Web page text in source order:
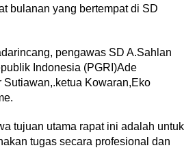
bulanan yang bertempat di SD
pengawas SD A.Sahlan
Indonesia (PGRI)Ade
Kowaran,Eko
tujuan utama rapat ini adalah untuk
tugas secara profesional dan